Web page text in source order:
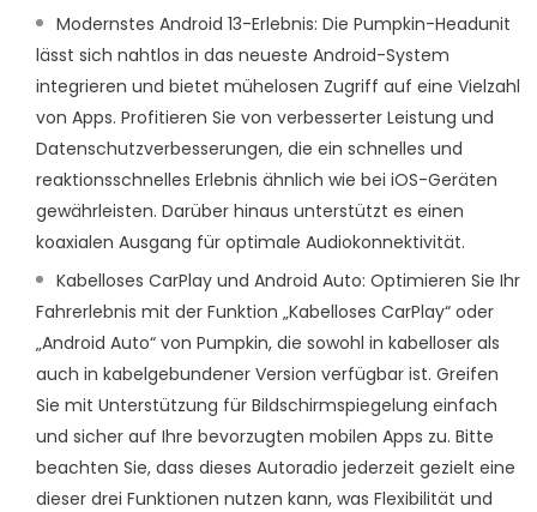
Modernstes Android 13-Erlebnis: Die Pumpkin-Headunit
lässt sich nahtlos in das neueste Android-System
integrieren und bietet mühelosen Zugriff auf eine Vielzahl
von Apps. Profitieren Sie von verbesserter Leistung und
Datenschutzverbesserungen, die ein schnelles und
reaktionsschnelles Erlebnis ähnlich wie bei iOS-Geräten
gewährleisten. Darüber hinaus unterstützt es einen
koaxialen Ausgang für optimale Audiokonnektivität.
Kabelloses CarPlay und Android Auto: Optimieren Sie Ihr
Fahrerlebnis mit der Funktion „Kabelloses CarPlay“ oder
„Android Auto“ von Pumpkin, die sowohl in kabelloser als
auch in kabelgebundener Version verfügbar ist. Greifen
Sie mit Unterstützung für Bildschirmspiegelung einfach
und sicher auf Ihre bevorzugten mobilen Apps zu. Bitte
beachten Sie, dass dieses Autoradio jederzeit gezielt eine
dieser drei Funktionen nutzen kann, was Flexibilität und